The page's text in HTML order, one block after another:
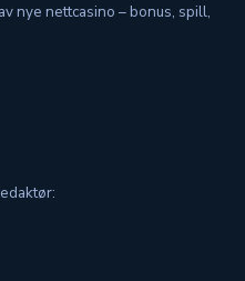
nye nettcasino – bonus, spill,